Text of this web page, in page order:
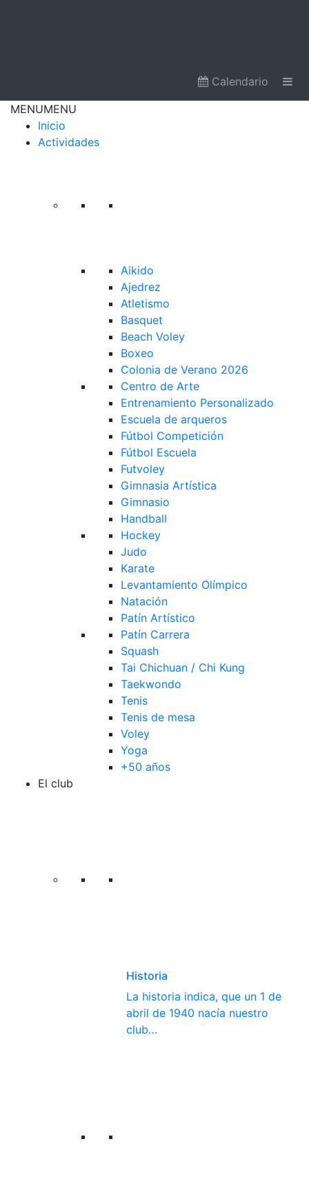
Calendario
MENUMENU
Inicio
Actividades
Aikido
Ajedrez
Atletismo
Basquet
Beach Voley
Boxeo
Colonia de Verano 2026
Centro de Arte
Entrenamiento Personalizado
Escuela de arqueros
Fútbol Competición
Fútbol Escuela
Futvoley
Gimnasia Artística
Gimnasio
Handball
Hockey
Judo
Karate
Levantamiento Olímpico
Natación
Patín Artístico
Patín Carrera
Squash
Tai Chichuan / Chi Kung
Taekwondo
Tenis
Tenis de mesa
Voley
Yoga
+50 años
El club
Historia
La historia indica, que un 1 de
abril de 1940 nacía nuestro
club…